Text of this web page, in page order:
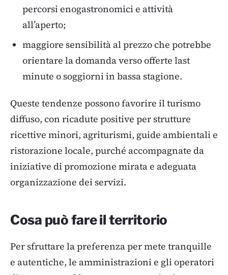
percorsi enogastronomici e attività
all’aperto;
maggiore sensibilità al prezzo che potrebbe
orientare la domanda verso offerte last
minute o soggiorni in bassa stagione.
Queste tendenze possono favorire il turismo
diffuso, con ricadute positive per strutture
ricettive minori, agriturismi, guide ambientali e
ristorazione locale, purché accompagnate da
iniziative di promozione mirata e adeguata
organizzazione dei servizi.
Cosa può fare il territorio
Per sfruttare la preferenza per mete tranquille
e autentiche, le amministrazioni e gli operatori